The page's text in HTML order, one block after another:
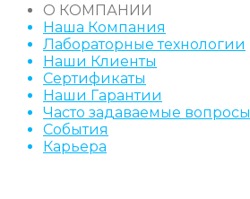
О КОМПАНИИ
Наша Компания
Лабораторные технологии
Наши Клиенты
Сертификаты
Наши Гарантии
Часто задаваемые вопросы
События
Карьера